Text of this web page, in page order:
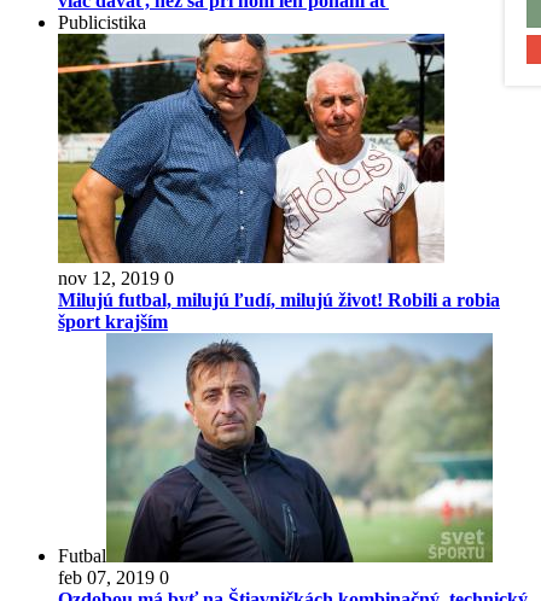
Publicistika
nov 12, 2019 0
Milujú futbal, milujú ľudí, milujú život! Robili a robia
šport krajším
Futbal
feb 07, 2019 0